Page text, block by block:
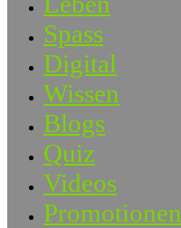
Spass
Digital
Wissen
Blogs
Quiz
Videos
Promotionen